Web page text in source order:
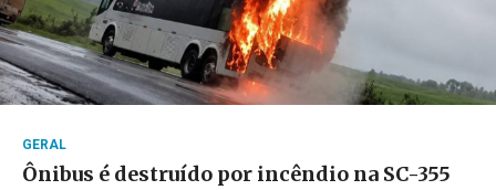
GERAL
Ônibus é destruído por incêndio na SC-355